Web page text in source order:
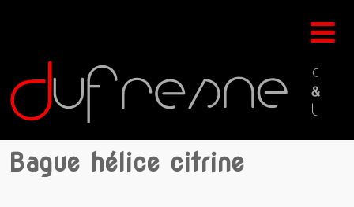
Bague hélice citrine